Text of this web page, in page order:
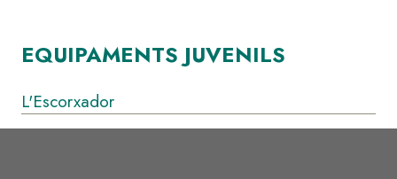
EQUIPAMENTS JUVENILS
L'Escorxador